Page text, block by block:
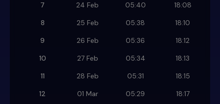
7
24 Feb 05:40
18:08
8
25 Feb 05:38
18:10
9
26 Feb 05:36
18:12
10
27 Feb 05:34
18:13
11
28 Feb 05:31
18:15
12
01 Mar 05:29
18:17